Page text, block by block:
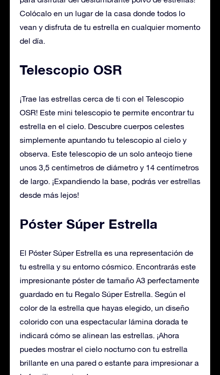
Colócalo en un lugar de la casa donde todos lo
vean y disfruta de tu estrella en cualquier momento
del día.
Telescopio OSR
¡Trae las estrellas cerca de ti con el Telescopio
OSR! Este mini telescopio te permite encontrar tu
estrella en el cielo. Descubre cuerpos celestes
simplemente apuntando tu telescopio al cielo y
observa. Este telescopio de un solo anteojo tiene
unos 3,5 centímetros de diámetro y 14 centímetros
de largo. ¡Expandiendo la base, podrás ver estrellas
desde más lejos!
Póster Súper Estrella
El Póster Súper Estrella es una representación de
tu estrella y su entorno cósmico. Encontrarás este
impresionante póster de tamaño A3 perfectamente
guardado en tu Regalo Súper Estrella. Según el
color de la estrella que hayas elegido, un diseño
colorido con una espectacular lámina dorada te
indicará cómo se alinean las estrellas. ¡Ahora
puedes mostrar el cielo nocturno con tu estrella
brillante en una pared o estante para impresionar a